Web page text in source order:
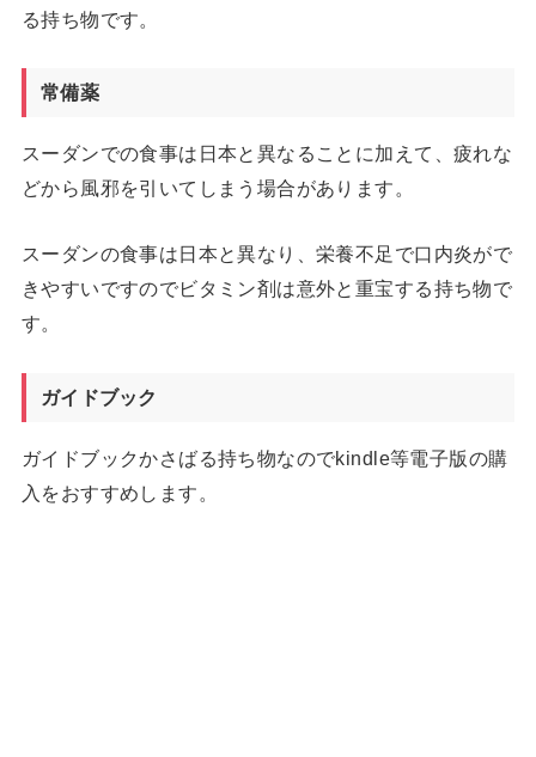
る持ち物です。
常備薬
スーダンでの食事は日本と異なることに加えて、疲れな
どから風邪を引いてしまう場合があります。
スーダンの食事は日本と異なり、栄養不足で口内炎がで
きやすいですのでビタミン剤は意外と重宝する持ち物で
す。
ガイドブック
ガイドブックかさばる持ち物なのでkindle等電子版の購
入をおすすめします。